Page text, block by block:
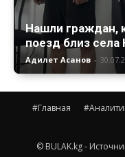
Нашли граждан,
поезд близ села
Адилет Асанов -
#Главная
© BULAK.kg -